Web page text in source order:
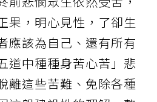
果，明心見性，了卻生
應該為自己、還有所有
道中種種身苦心苦」悲
離這些苦難、免除各種